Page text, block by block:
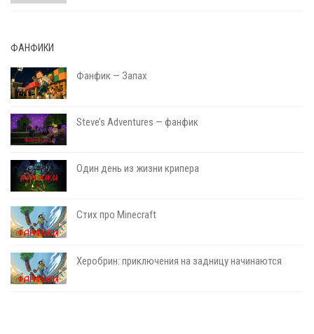
ФАНФИКИ
Фанфик — Запах
Steve’s Adventures — фанфик
Один день из жизни крипера
Стих про Minecraft
Херобрин: приключения на задницу начинаются